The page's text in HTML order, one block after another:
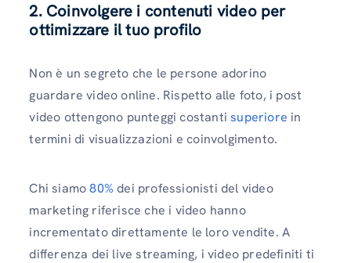
2. Coinvolgere i contenuti video per
ottimizzare il tuo profilo
Non è un segreto che le persone adorino
guardare video online. Rispetto alle foto, i post
video ottengono punteggi costantisuperiore in
termini di visualizzazioni e coinvolgimento.
Chi siamo80% dei professionisti del video
marketing riferisce che i video hanno
incrementato direttamente le loro vendite. A
differenza dei live streaming, i video predefiniti ti